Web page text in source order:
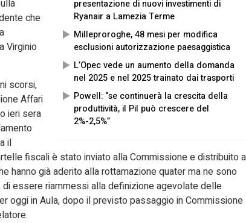
presentazione di nuovi investimenti di
Ryanair a Lamezia Terme
Milleproroghe, 48 mesi per modifica
esclusioni autorizzazione paesaggistica
L’Opec vede un aumento della domanda
nel 2025 e nel 2025 trainato dai trasporti
Powell: “se continuerà la crescita della
produttività, il Pil può crescere del
2%-2,5%”
che
Virginio
scorsi,
Affari
ieri sera
il
fiscali è stato inviato alla Commissione e distribuito
hanno già aderito alla rottamazione quater ma ne sono
essere riammessi alla definizione agevolate delle
in Aula, dopo il previsto passaggio in Commissione